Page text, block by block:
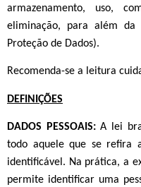
armazenamento, uso,
eliminação, para além
Proteção de Dados).
Recomenda-se a leitura
DEFINIÇÕES
DADOS PESSOAIS:A lei
todo aquele que se refira
identificável. Na prática, a
permite identificar uma